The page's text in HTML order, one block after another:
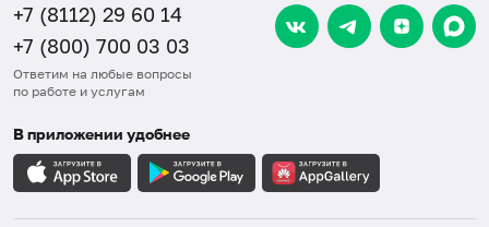
+7 (8112) 29 60 14
+7 (800) 700 03 03
Ответим на любые вопросы
по работе и услугам
В приложении удобнее